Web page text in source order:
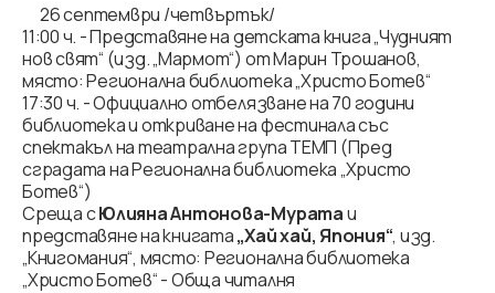
26 септември /четвъртък/
11:00 ч. - Представяне на детската книга „Чудният
нов свят“ (изд. „Мармот“) от Марин Трошанов,
място: Регионална библиотека „Христо Ботев“
17:30 ч. - Официално отбелязване на 70 години
библиотека и откриване на фестинала със
спектакъл на театрална група ТЕМП (Пред
сградата на Регионална библиотека „Христо
Ботев“)
Среща сЮлияна Антонова-Муратаи
представяне на книгата„Хай хай, Япония“, изд.
„Книгомания“, място: Регионална библиотека
„Христо Ботев“ - Обща читалня